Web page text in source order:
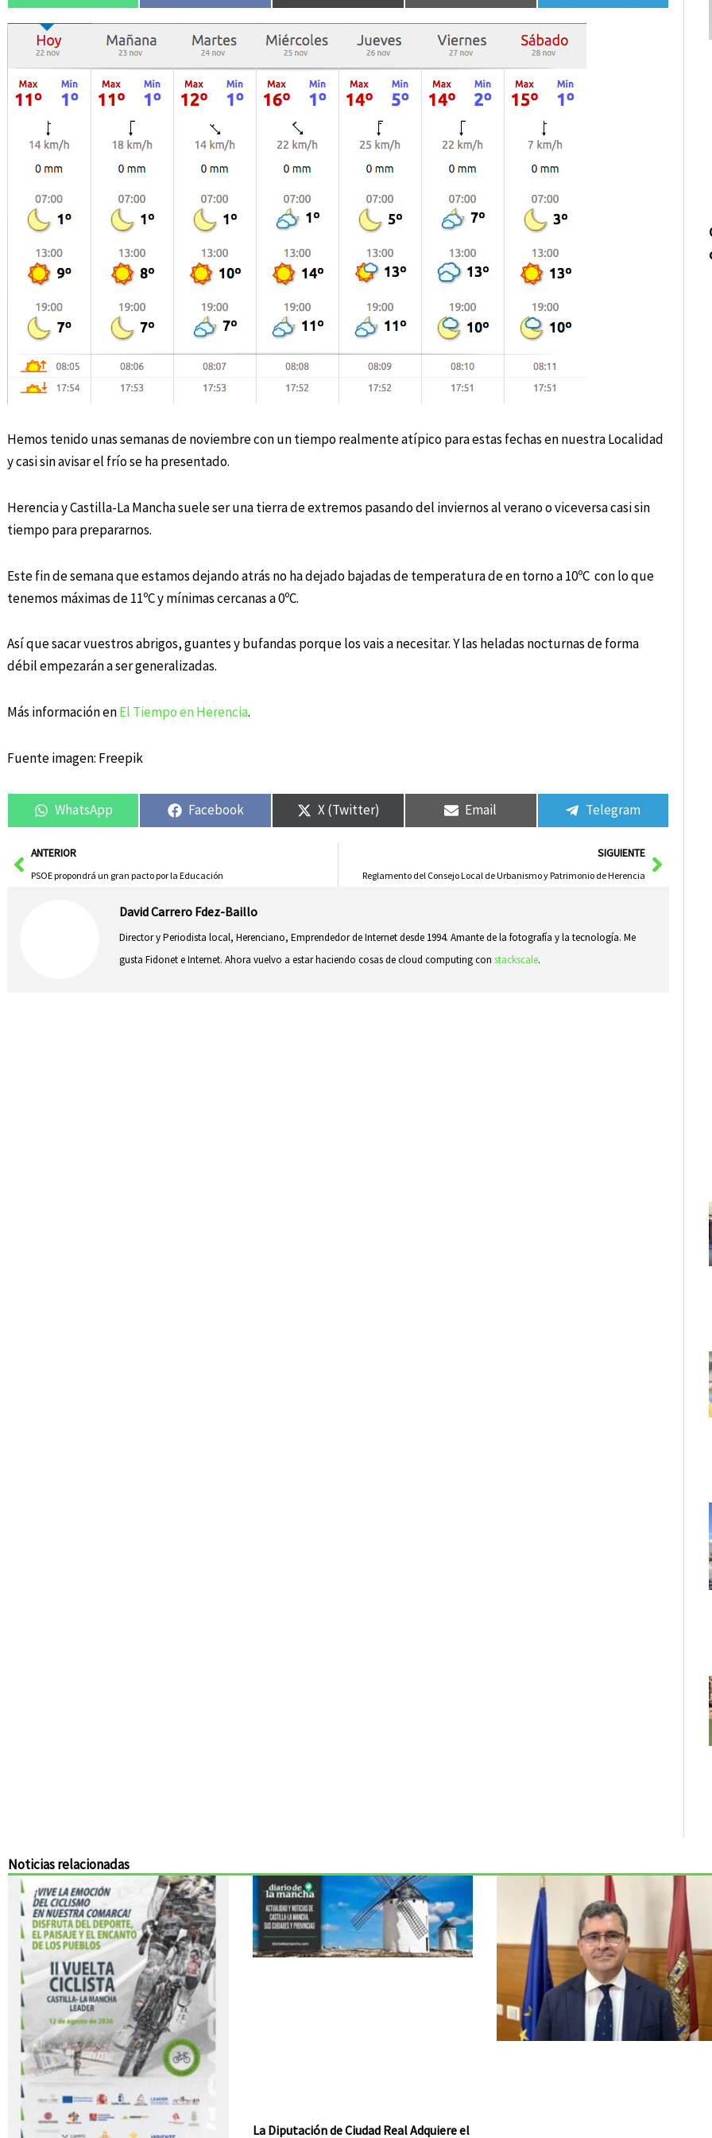
Hemos tenido unas semanas de noviembre con un tiempo realmente atípico para estas fechas en nuestra Localidad
y casi sin avisar el frío se ha presentado.
Herencia y Castilla-La Mancha suele ser una tierra de extremos pasando del inviernos al verano o viceversa casi sin
tiempo para prepararnos.
Este fin de semana que estamos dejando atrás no ha dejado bajadas de temperatura de en torno a 10ºC con lo que
tenemos máximas de 11ºC y mínimas cercanas a 0ºC.
Así que sacar vuestros abrigos, guantes y bufandas porque los vais a necesitar. Y las heladas nocturnas de forma
débil empezarán a ser generalizadas.
Más información enEl Tiempo en Herencia.
Fuente imagen: Freepik
WhatsApp Facebook X (Twitter) Email Telegram
AntANTERIOR
PSOE propondrá un gran pacto por la Educación
SIGUIENTE
Reglamento del Consejo Local de Urbanismo y Patrimonio de Herencia
David Carrero Fdez-Baillo
Director y Periodista local, Herenciano, Emprendedor de Internet desde 1994. Amante de la fotografía y la tecnología. Me
gusta Fidonet e Internet. Ahora vuelvo a estar haciendo cosas de cloud computing constackscale.
Noticias relacionadas
La Diputación de Ciudad Real Adquiere el